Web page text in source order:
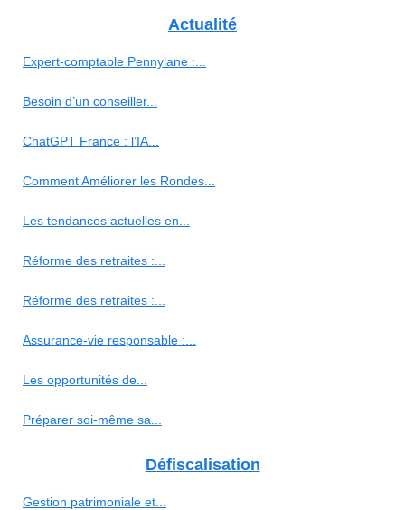
Actualité
Expert-comptable Pennylane :...
Besoin d’un conseiller...
ChatGPT France : l’IA...
Comment Améliorer les Rondes...
Les tendances actuelles en...
Réforme des retraites :...
Réforme des retraites :...
Assurance-vie responsable :...
Les opportunités de...
Préparer soi-même sa...
Défiscalisation
Gestion patrimoniale et...